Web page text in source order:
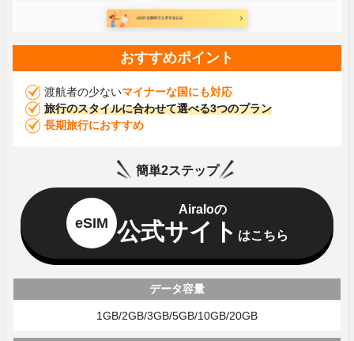
おすすめポイント
渡航者の少ないマイナーな国にも対応
旅行のスタイルに合わせて選べる3つのプラン
長期旅行におすすめ
簡単2ステップ
eSIM
Airaloの
公式サイト はこちら
データ容量
1GB/2GB/3GB/5GB/10GB/20GB